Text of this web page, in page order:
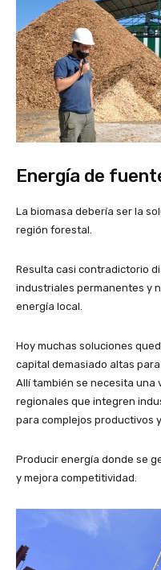
Energía de
La biomasa debería ser la
región forestal.
Resulta casi contradictorio
industriales permanentes y
energía local.
Hoy muchas soluciones
capital demasiado altas
Allí también se necesita
regionales que integren
para complejos productivos
Producir energía donde se
y mejora competitividad.